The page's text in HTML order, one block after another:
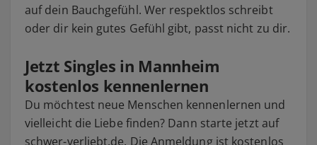
auf dein Bauchgefühl. Wer respektlos schreibt
oder dir kein gutes Gefühl gibt, passt nicht zu dir.
Jetzt Singles in Mannheim
kostenlos kennenlernen
Du möchtest neue Menschen kennenlernen und
vielleicht die Liebe finden? Dann starte jetzt auf
schwer-verliebt.de. Die Anmeldung ist kostenlos